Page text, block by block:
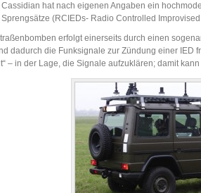
hat nach eigenen Angaben ein
(RCIEDs- Radio Controlled
erfolgt einerseits durch einen
dadurch die Funksignale zur Zündung einer IED
– in der Lage, die Signale aufzuklären; damit